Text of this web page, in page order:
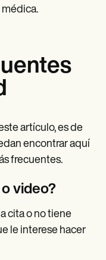
médica.
artículo, es de
encontrar aquí
frecuentes.
video?
cita o no tiene
le interese hacer